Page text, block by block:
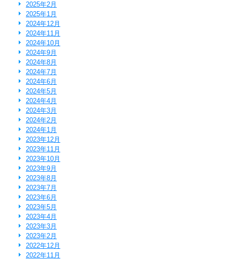
2025年2月
2025年1月
2024年12月
2024年11月
2024年10月
2024年9月
2024年8月
2024年7月
2024年6月
2024年5月
2024年4月
2024年3月
2024年2月
2024年1月
2023年12月
2023年11月
2023年10月
2023年9月
2023年8月
2023年7月
2023年6月
2023年5月
2023年4月
2023年3月
2023年2月
2022年12月
2022年11月